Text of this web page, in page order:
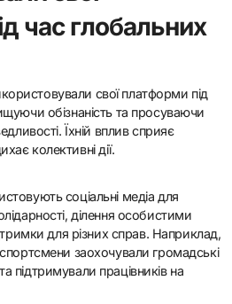
чиї протести проти
спровокували національний рух.
просуваючи стійкі практики у
соціальним змінам.
свої
час глобальних
свої платформи під